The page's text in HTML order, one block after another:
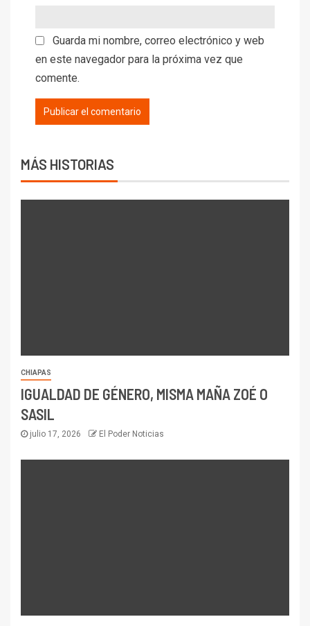
Guarda mi nombre, correo electrónico y web
en este navegador para la próxima vez que
comente.
MÁS HISTORIAS
CHIAPAS
IGUALDAD DE GÉNERO, MISMA MAÑA ZOÉ O
SASIL
julio 17, 2026 El Poder Noticias